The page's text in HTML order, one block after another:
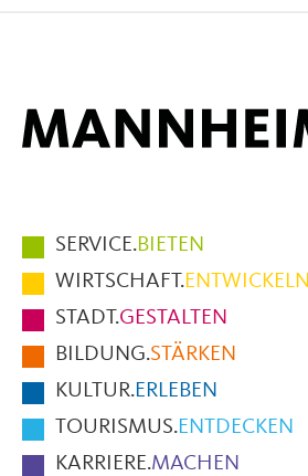
Hauptmenüpunkte
im
Fußbereich
der
Seite
SERVICE.BIETEN
WIRTSCHAFT.ENTWICKELN
STADT.GESTALTEN
BILDUNG.STÄRKEN
KULTUR.ERLEBEN
TOURISMUS.ENTDECKEN
KARRIERE.MACHEN